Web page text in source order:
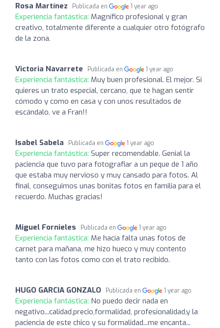
Rosa Martínez Publicada en 1 year ago
Experiencia fantástica: Magnífico profesional y gran
creativo, totalmente diferente a cualquier otro fotógrafo
de la zona.
Victoria Navarrete Publicada en 1 year ago
Experiencia fantástica: Muy buen profesional. El mejor. Si
quieres un trato especial, cercano, que te hagan sentir
cómodo y como en casa y con unos resultados de
escándalo, ve a Fran!!
Isabel Sabela Publicada en 1 year ago
Experiencia fantástica: Super recomendable. Genial la
paciencia que tuvo para fotografiar a un peque de 1 año
que estaba muy nervioso y muy cansado para fotos. Al
final, conseguimos unas bonitas fotos en familia para el
recuerdo. Muchas gracias!
Miguel Fornieles Publicada en 1 year ago
Experiencia fantástica: Me hacía falta unas fotos de
carnet para mañana, me hizo hueco y muy contento
tanto con las fotos como con el trato recibido.
HUGO GARCIA GONZALO Publicada en 1 year ago
Experiencia fantástica: No puedo decir nada en
negativo...calidad,precio,formalidad, profesionalidad,y la
paciencia de este chico y su formalidad...me encanta...